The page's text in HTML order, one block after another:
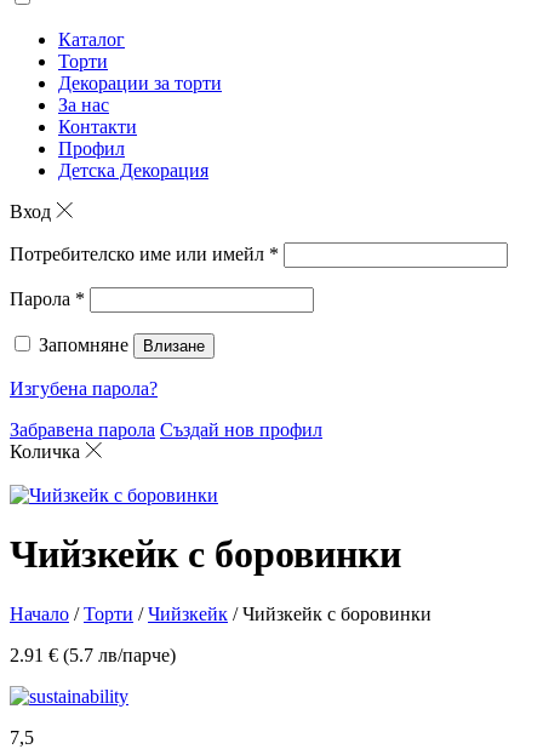
Каталог
Торти
Декорации за торти
За нас
Контакти
Профил
Детска Декорация
Вход
Потребителско име или имейл *
Парола *
Запомняне Влизане
Изгубена парола?
Забравена парола Създай нов профил
Количка
Чийзкейк с боровинки
Начало /Торти /Чийзкейк / Чийзкейк с боровинки
2.91 € (5.7 лв/парче)
7,5